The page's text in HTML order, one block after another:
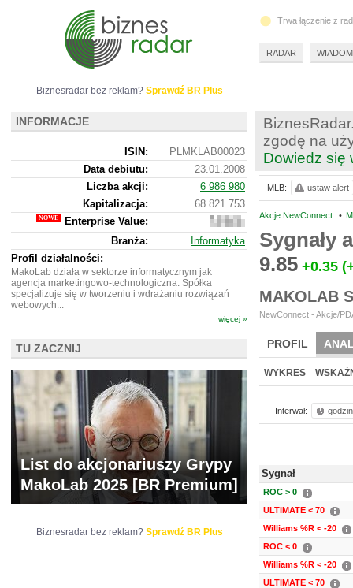
zgodę na
Dowiedz się
Akcje NewConnect •
Sygnały
9.85 +0.35
MAKOLAB
NewConnect - Akcje/
PROFIL
BR LAB
WYKRES
Interwał:
Sygnał
ROC > 0
ULTIMATE < 70
Williams %R < -20
ROC < 0
Williams %R < -20
ULTIMATE < 70
MLB: ustaw alert
Biznesradar bez reklam? Sprawdź BR Plus
INFORMACJE
ISIN:
PLMKLAB00023
Data debiutu:
23.01.2008
Liczba akcji:
6 986 980
Kapitalizacja:
68 821 753
Enterprise Value:
43
676
753
Branża:
Informatyka
Profil działalności:
MakoLab działa w sektorze informatycznym jak
agencja marketingowo-technologiczna. Spółka
specjalizuje się w tworzeniu i wdrażaniu rozwiązań
webowych...
więcej »
TU ZACZNIJ
List do akcjonariuszy Grypy
MakoLab 2025 [BR Premium]
Biznesradar bez reklam? Sprawdź BR Plus
Trwa łączenie z
RADAR